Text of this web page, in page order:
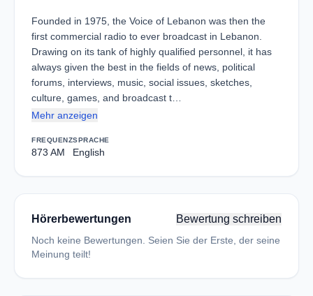
Founded in 1975, the Voice of Lebanon was then the
first commercial radio to ever broadcast in Lebanon.
Drawing on its tank of highly qualified personnel, it has
always given the best in the fields of news, political
forums, interviews, music, social issues, sketches,
culture, games, and broadcast t…
Mehr anzeigen
FREQUENZ
873 AM
SPRACHE
English
Hörerbewertungen Bewertung schreiben
Noch keine Bewertungen. Seien Sie der Erste, der seine
Meinung teilt!